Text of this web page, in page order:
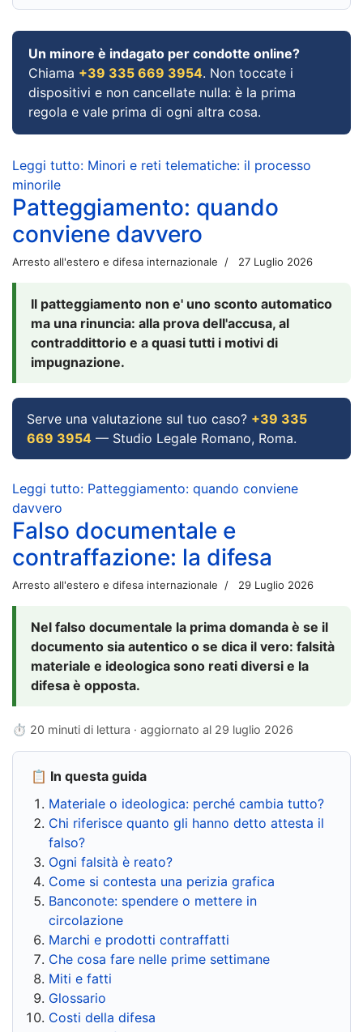
Un minore è indagato per condotte online?
Chiama +39 335 669 3954. Non toccate i
dispositivi e non cancellate nulla: è la prima
regola e vale prima di ogni altra cosa.
Leggi tutto: Minori e reti telematiche: il processo
minorile
Patteggiamento: quando
conviene davvero
Arresto all'estero e difesa internazionale 27 Luglio 2026
Il patteggiamento non e' uno sconto automatico
ma una rinuncia: alla prova dell'accusa, al
contraddittorio e a quasi tutti i motivi di
impugnazione.
Serve una valutazione sul tuo caso? +39 335
669 3954 — Studio Legale Romano, Roma.
Leggi tutto: Patteggiamento: quando conviene
davvero
Falso documentale e
contraffazione: la difesa
Arresto all'estero e difesa internazionale 29 Luglio 2026
Nel falso documentale la prima domanda è se il
documento sia autentico o se dica il vero: falsità
materiale e ideologica sono reati diversi e la
difesa è opposta.
⏱ 20 minuti di lettura · aggiornato al 29 luglio 2026
📋 In questa guida
Materiale o ideologica: perché cambia tutto?
Chi riferisce quanto gli hanno detto attesta il
falso?
Ogni falsità è reato?
Come si contesta una perizia grafica
Banconote: spendere o mettere in
circolazione
Marchi e prodotti contraffatti
Che cosa fare nelle prime settimane
Miti e fatti
Glossario
Costi della difesa